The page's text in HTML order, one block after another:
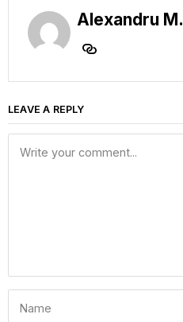
Alexandru M.
LEAVE A REPLY